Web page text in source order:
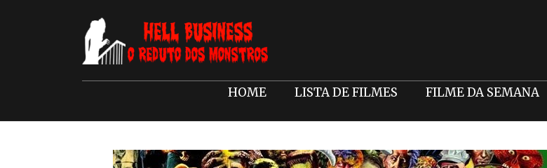
HOME LISTA DE FILMES FILME DA SEMANA